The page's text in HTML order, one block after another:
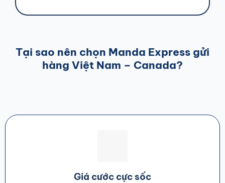
Tại sao nên chọn Manda Express gửi
hàng Việt Nam – Canada?
Giá cước cực sốc